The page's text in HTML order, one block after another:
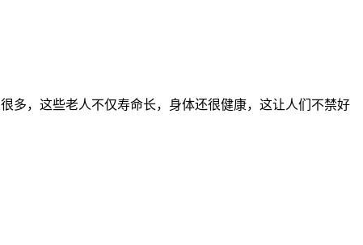
多，这些老人不仅寿命长，身体还很健康，这让人们不禁好